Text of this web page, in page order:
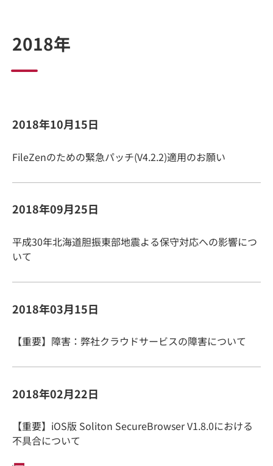
2018年
2018年10月15日
FileZenのための緊急パッチ(V4.2.2)適用のお願い
2018年09月25日
平成30年北海道胆振東部地震よる保守対応への影響につ
いて
2018年03月15日
【重要】障害：弊社クラウドサービスの障害について
2018年02月22日
【重要】iOS版 Soliton SecureBrowser V1.8.0における
不具合について